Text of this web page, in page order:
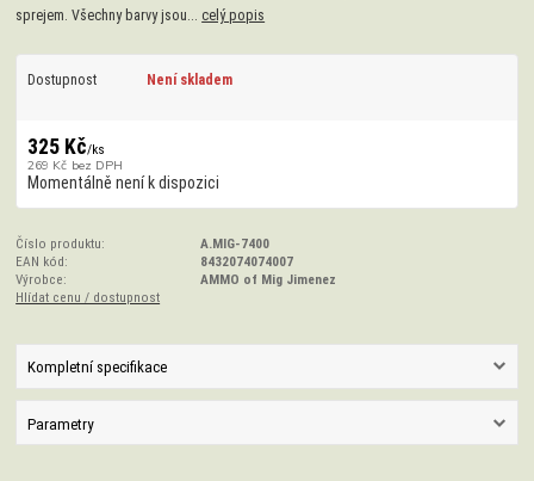
sprejem. Všechny barvy jsou... celý popis
Dostupnost Není skladem
325 Kč/ks
269 Kč bez DPH
Momentálně není k dispozici
Číslo produktu:
A.MIG-7400
EAN kód:
8432074074007
Výrobce:
AMMO of Mig Jimenez
Hlídat cenu / dostupnost
Kompletní specifikace
Parametry